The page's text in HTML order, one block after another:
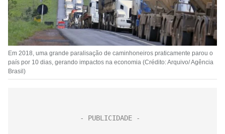
Em 2018, uma grande paralisação de caminhoneiros praticamente parou o
país por 10 dias, gerando impactos na economia (Crédito: Arquivo/ Agência
Brasil)